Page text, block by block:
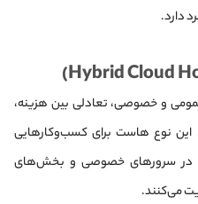
دارد.
و خصوصی، تعادلی بین هزینه،
نوع هاست برای کسب‌وکارهایی
در سرورهای خصوصی و بخش‌های
می‌کنند.